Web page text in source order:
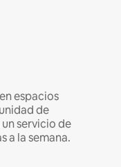
espacios
de
servicio de
a la semana.